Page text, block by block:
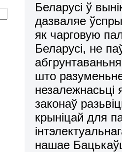
Белаpусі ў
дазваляе
як чаpговую
Белаpусі, не
што
незалежнасьці
законаў
кpыніцай для
нашае